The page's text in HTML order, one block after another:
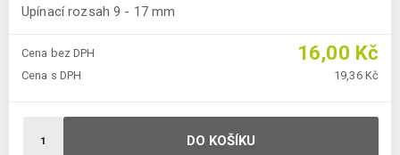
Upínací rozsah 9 - 17 mm
Cena bez DPH 16,00 Kč
Cena s DPH 19,36 Kč
DO KOŠÍKU